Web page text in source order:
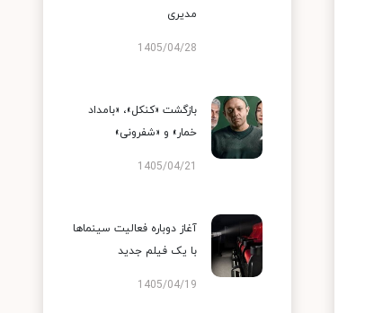
مدیری
1405/04/28
بازگشت «کنکل»، «بامداد
خمار» و «شفرونی»
1405/04/21
آغاز دوباره فعالیت سینماها
با یک فیلم جدید
1405/04/19